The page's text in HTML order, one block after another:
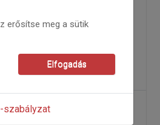
2001/4
erősítse meg a sütik
Elfogadás
szabályzat